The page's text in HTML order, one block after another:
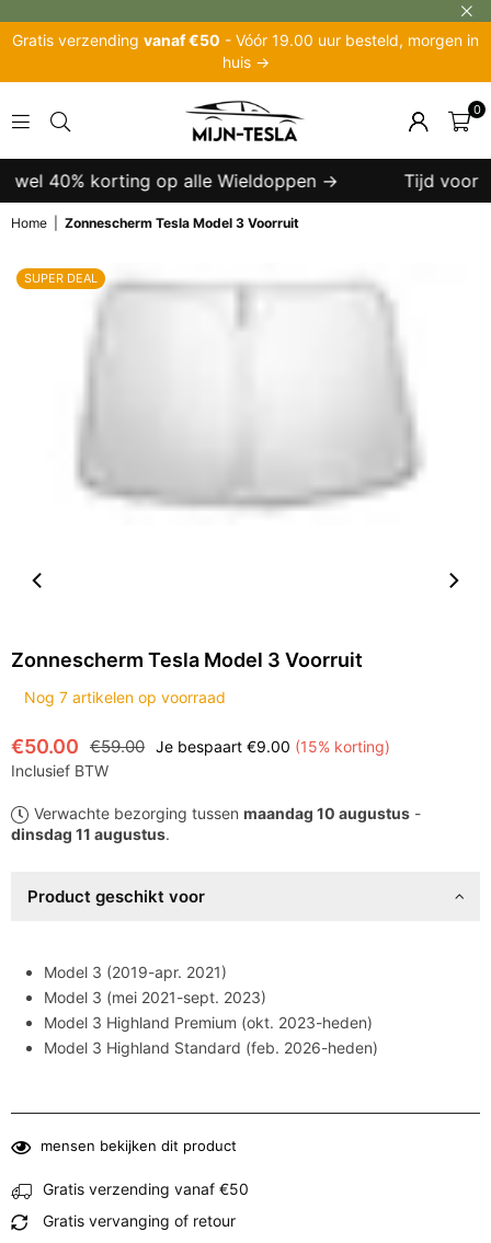
Gratis verzending vanaf €50 - Vóór 19.00 uur besteld, morgen in
huis →
TESLA
0
40% korting op alle Wieldoppen → Tijd voor
Home Zonnescherm Tesla Model 3 Voorruit
SUPER DEAL
Zonnescherm Tesla Model 3 Voorruit
Nog 7 artikelen op voorraad
Normale
prijs
€50.00 €59.00 Je bespaart €9.00 (15% korting)
Inclusief BTW
Verwachte bezorging tussen maandag 10 augustus -
dinsdag 11 augustus.
Product geschikt voor
Model 3 (2019-apr. 2021)
Model 3 (mei 2021-sept. 2023)
Model 3 Highland Premium (okt. 2023-heden)
Model 3 Highland Standard (feb. 2026-heden)
mensen bekijken dit product
Gratis verzending vanaf €50
Gratis vervanging of retour